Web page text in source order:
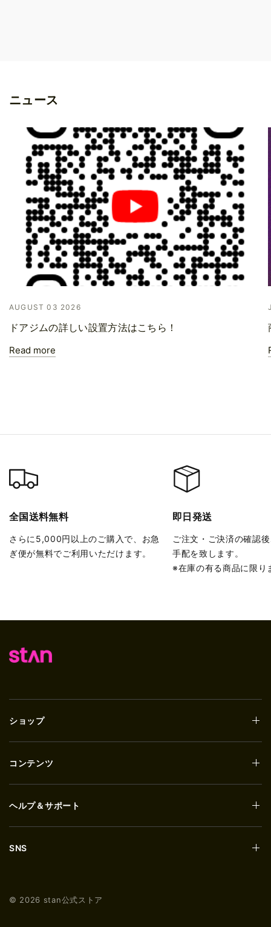
ニュース
AUGUST 03 2026
ドアジムの詳しい設置方法はこちら！
Read more
全国送料無料
さらに5,000円以上のご購入で、お急
ぎ便が無料でご利用いただけます。
即日発送
ご注文・ご決済の確認
手配を致します。
※在庫の有る商品に限り
ショップ
コンテンツ
ヘルプ＆サポート
SNS
© 2026 stan公式ストア